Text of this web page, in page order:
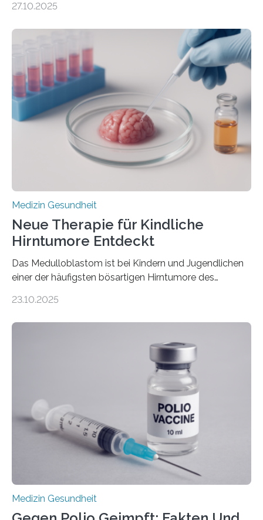
aus dem Deutschen Zentrum für Herzinsuffizienz
im Journal Circulation, warum der Energietransport bei
der Hypertrophen Kardiomyopathie (HCM) versagen
kann und wie sich durch eine Verringerung der
Herzbelastung und des oxidativen Stresses
Rhythmusstörungen reduzieren lassen. Würzburg. Die
hypertrophe Kardiomyopathie (HCM) ist die häufigste
erblich bedingte Herzerkrankung. Sie führt dazu, dass
sich die linke Herzkammer verdickt, der Herzmuskel zu
stark kontrahiert…
27.10.2025
Medizin Gesundheit
Neue Therapie für Kindliche
Hirntumore Entdeckt
Das Medulloblastom ist bei Kindern und Jugendlichen
einer der häufigsten bösartigen Hirntumore des
Betroffenen können mit heutigen Methoden geheilt
Dringend benötigt werden zielgerichtete Therapien, die
nur Tumorschwachstellen angreifen und normales
Gewebe verschonen. Forschende um Daniel Merk vom
Hertie-Institut für klinische Hirnforschung am
Universitätsklinikum Tübingen haben eine solche
Schwachstelle im Erbgut einer Untergruppe des
Medulloblastoms gefunden. Die Wilhelm Sander-
Stiftung unterstützte das Projekt…
23.10.2025
Medizin Gesundheit